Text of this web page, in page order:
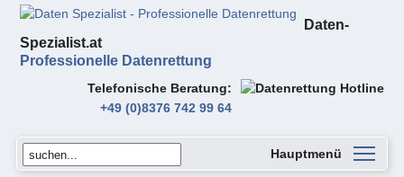
Daten-
Spezialist.at
Professionelle Datenrettung
Telefonische Beratung
+49 (0)8376 742 99 64
Hauptmenü